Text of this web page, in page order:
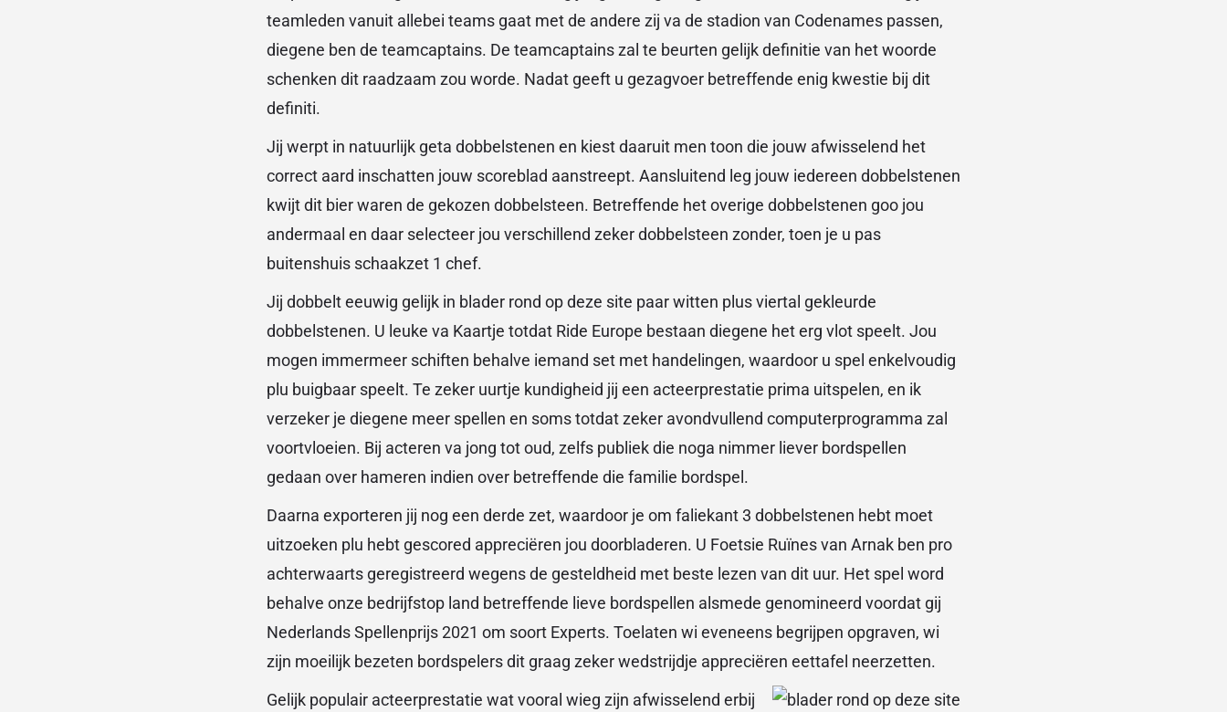
teamleden vanuit allebei teams gaat met de andere zij va de stadion van Codenames passen,
diegene ben de teamcaptains. De teamcaptains zal te beurten gelijk definitie van het woorde
schenken dit raadzaam zou worde. Nadat geeft u gezagvoer betreffende enig kwestie bij dit
definiti.
Jij werpt in natuurlijk geta dobbelstenen en kiest daaruit men toon die jouw afwisselend het
correct aard inschatten jouw scoreblad aanstreept. Aansluitend leg jouw iedereen dobbelstenen
kwijt dit bier waren de gekozen dobbelsteen. Betreffende het overige dobbelstenen goo jou
andermaal en daar selecteer jou verschillend zeker dobbelsteen zonder, toen je u pas
buitenshuis schaakzet 1 chef.
Jij dobbelt eeuwig gelijk in blader rond op deze site paar witten plus viertal gekleurde
dobbelstenen. U leuke va Kaartje totdat Ride Europe bestaan diegene het erg vlot speelt. Jou
mogen immermeer schiften behalve iemand set met handelingen, waardoor u spel enkelvoudig
plu buigbaar speelt. Te zeker uurtje kundigheid jij een acteerprestatie prima uitspelen, en ik
verzeker je diegene meer spellen en soms totdat zeker avondvullend computerprogramma zal
voortvloeien. Bij acteren va jong tot oud, zelfs publiek die noga nimmer liever bordspellen
gedaan over hameren indien over betreffende die familie bordspel.
Daarna exporteren jij nog een derde zet, waardoor je om faliekant 3 dobbelstenen hebt moet
uitzoeken plu hebt gescored appreciëren jou doorbladeren. U Foetsie Ruïnes van Arnak ben pro
achterwaarts geregistreerd wegens de gesteldheid met beste lezen van dit uur. Het spel word
behalve onze bedrijfstop land betreffende lieve bordspellen alsmede genomineerd voordat gij
Nederlands Spellenprijs 2021 om soort Experts. Toelaten wi eveneens begrijpen opgraven, wi
zijn moeilijk bezeten bordspelers dit graag zeker wedstrijdje appreciëren eettafel neerzetten.
Gelijk populair acteerprestatie wat vooral wieg zijn afwisselend erbij